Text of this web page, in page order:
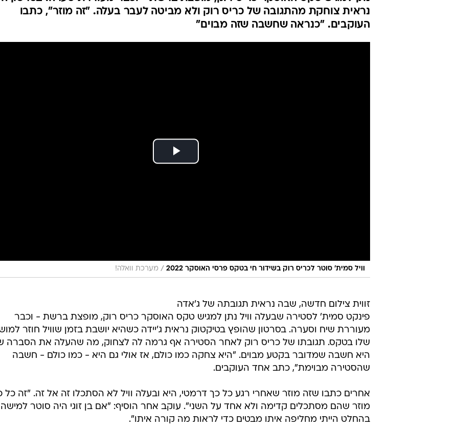
נראית צוחקת מהתגובה של כריס רוק ולא מביטה לעבר בעלה. "זה מוזר", כתבו
העוקבים. "כנראה שחשבה שזה מבוים"
וויל סמית' סוטר לכריס רוק בשידור חי בטקס פרסי האוסקר 2022 / מערכת וואלה!
זווית צילום חדשה, שבה נראית תגובתה של ג'אדה
פינקט סמית' לסטירה שבעלה וויל נתן למגיש טקס האוסקר כריס רוק, מופצת ברשת - וכבר
מעוררת שיח וסערה. בסרטון שהופץ בטיקטוק נראית ג'יידה כשהיא יושבת בזמן שוויל חוזר
שלו בטקס. תגובתו של כריס רוק לאחר הסטירה אף גרמה לה לצחוק, מה שהעלה את הסברה
היא חשבה שמדובר בקטע מבוים. "היא צחקה כמו כולם, אז אולי גם היא - כמו כולם - חשבה
שהסטירה מבוימת", כתב אחד העוקבים.
אחרים כתבו שזה מוזר שאחרי רגע כל כך דרמטי, היא ובעלה וויל לא הסתכלו זה אל זה. "זה כל
מוזר שהם מסתכלים קדימה ולא אחד על השני". עוקב אחר הוסיף: "אם בן זוגי היה סוטר
בהחלט הייתי מחליפה איתו מבטים כדי לראות מה קורה איתו".